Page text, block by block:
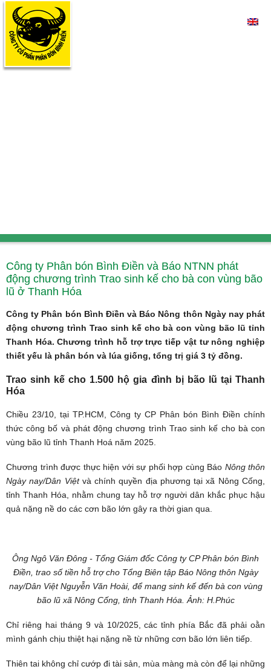
Công ty Phân bón Bình Điền và Báo NTNN phát
động chương trình Trao sinh kế cho bà con vùng bão
lũ ở Thanh Hóa
Công ty Phân bón Bình Điền và Báo Nông thôn Ngày nay phát
động chương trình Trao sinh kế cho bà con vùng bão lũ tỉnh
Thanh Hóa. Chương trình hỗ trợ trực tiếp vật tư nông nghiệp
thiết yếu là phân bón và lúa giống, tổng trị giá 3 tỷ đồng.
Trao sinh kế cho 1.500 hộ gia đình bị bão lũ tại Thanh
Hóa
Chiều 23/10, tại TP.HCM, Công ty CP Phân bón Bình Điền chính
thức công bố và phát động chương trình Trao sinh kế cho bà con
vùng bão lũ tỉnh Thanh Hoá năm 2025.
Chương trình được thực hiện với sự phối hợp cùng Báo Nông thôn
Ngày nay/Dân Việtvà chính quyền địa phương tại xã Nông Cống,
tỉnh Thanh Hóa, nhằm chung tay hỗ trợ người dân khắc phục hậu
quả nặng nề do các cơn bão lớn gây ra thời gian qua.
Ông Ngô Văn Đông - Tổng Giám đốc Công ty CP Phân bón Bình
Điền, trao số tiền hỗ trợ cho Tổng Biên tập Báo Nông thôn Ngày
nay/Dân Việt Nguyễn Văn Hoài, để mang sinh kế đến bà con vùng
bão lũ xã Nông Cống, tỉnh Thanh Hóa. Ảnh: H.Phúc
Chỉ riêng hai tháng 9 và 10/2025, các tỉnh phía Bắc đã phải oằn
mình gánh chịu thiệt hại nặng nề từ những cơn bão lớn liên tiếp.
Thiên tai không chỉ cướp đi tài sản, mùa màng mà còn để lại những